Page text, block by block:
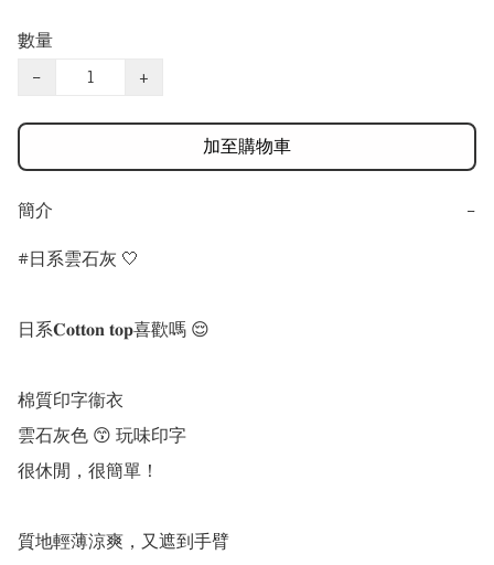
數量
−
+
加至購物車
簡介 −
#日系雲石灰 🤍
日系𝐂𝐨𝐭𝐭𝐨𝐧 𝐭𝐨𝐩喜歡嗎 😌
棉質印字衞衣
雲石灰色 😙 玩味印字
很休閒，很簡單！
質地輕薄涼爽，又遮到手臂